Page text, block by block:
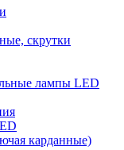
скрутки
лампы LED
карданные)